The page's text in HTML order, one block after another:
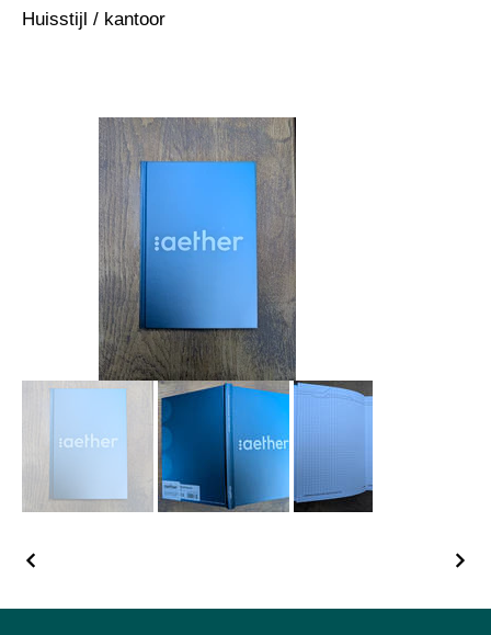
Huisstijl / kantoor